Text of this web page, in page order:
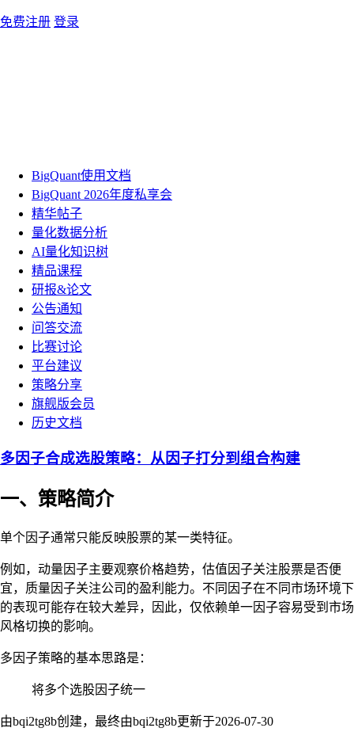
免费注册 登录
BigQuant使用文档
BigQuant 2026年度私享会
精华帖子
量化数据分析
AI量化知识树
精品课程
研报&论文
公告通知
问答交流
比赛讨论
平台建议
策略分享
旗舰版会员
历史文档
多因子合成选股策略：从因子打分到组合构建
一、策略简介
单个因子通常只能反映股票的某一类特征。
例如，动量因子主要观察价格趋势，估值因子关注股票是否便
宜，质量因子关注公司的盈利能力。不同因子在不同市场环境下
的表现可能存在较大差异，因此，仅依赖单一因子容易受到市场
风格切换的影响。
多因子策略的基本思路是：
将多个选股因子统一
由bqi2tg8b创建，最终由bqi2tg8b更新于2026-07-30